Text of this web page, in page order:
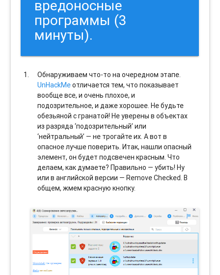
вредоносные
программы (3
минуты).
Обнаруживаем что-то на очередном этапе.
UnHackMeотличается тем, что показывает
вообще все, и очень плохое, и
подозрительное, и даже хорошее. Не будьте
обезьяной с гранатой! Не уверены в объектах
из разряда ‘подозрительный’ или
‘нейтральный’ — не трогайте их. А вот в
опасное лучше поверить. Итак, нашли опасный
элемент, он будет подсвечен красным. Что
делаем, как думаете? Правильно — убить! Ну
или в английской версии — Remove Checked. В
общем, жмем красную кнопку.